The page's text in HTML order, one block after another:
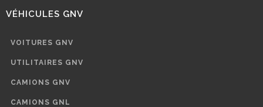
VÉHICULES GNV
VOITURES GNV
UTILITAIRES GNV
CAMIONS GNV
CAMIONS GNL